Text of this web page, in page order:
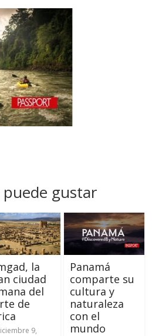
gustar
la
ciudad
del
de
9,
Panamá
comparte su
cultura y
naturaleza
con el
mundo